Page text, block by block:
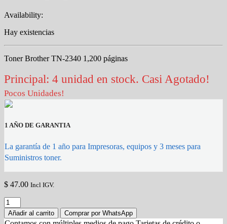
Availability:
Hay existencias
Toner Brother TN-2340 1,200 páginas
Principal: 4 unidad en stock. Casi Agotado!
Pocos Unidades!
1 AÑO DE GARANTIA
La garantía de 1 año para Impresoras, equipos y 3 meses para
Suministros toner.
$ 47.00 Incl IGV.
Toner
Brother
TN-
Añadir al carrito Comprar por WhatsApp